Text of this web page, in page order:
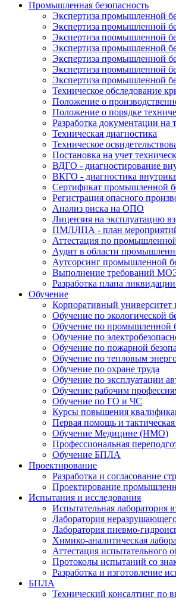
Промышленная безопасность
Экспертиза промышленной
Экспертиза промышленной
Экспертиза промышленной
Экспертиза промышленной
Экспертиза промышленной
Экспертиза промышленной
Экспертиза промышленной
Техническое обследование
Положение о
Положение о порядке
Разработка документации на
Техническая диагностика
Техническое
Постановка на учет
ВДГО - диагностирование
ВКГО - диагностика
Сертификат промышленной
Регистрация опасного
Анализ риска на ОПО
Лицензия на эксплуатацию
ПМЛЛПА - план мероприятий
Аттестация по
Аудит в области
Аутсорсинг промышленной
Выполнение требований
Разработка плана
Обучение
Корпоративный университет
Обучение по экологической
Обучение по промышленной
Обучение по
Обучение по пожарной
Обучение по тепловым
Обучение по охране труда
Обучение по эксплуатации
Обучение рабочим
Обучение по ГО и ЧС
Курсы повышения
Первая помощь и
Обучение Медицине (НМО)
Профессиональная
Обучение БПЛА
Проектирование
Разработка и согласование
Проектирование
Испытания и исследования
Испытательная лаборатория
Лаборатория
Лаборатория пневмо-
Химико-аналитическая
Аттестация испытательного
Протоколы испытаний со
Разработка и изготовление
БПЛА
Технический консалтинг